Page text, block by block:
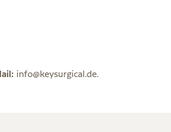
info@keysurgical.de.